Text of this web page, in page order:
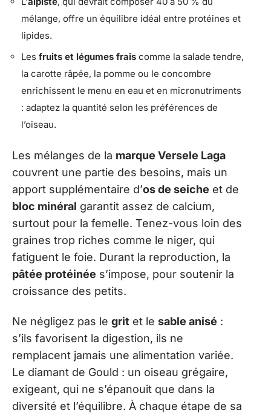
mélange, offre un équilibre idéal entre protéines et
lipides.
Les fruits et légumes frais comme la salade tendre,
la carotte râpée, la pomme ou le concombre
enrichissent le menu en eau et en micronutriments
: adaptez la quantité selon les préférences de
l’oiseau.
Les mélanges de la marque Versele Laga
couvrent une partie des besoins, mais un
apport supplémentaire d’os de seiche et de
bloc minéral garantit assez de calcium,
surtout pour la femelle. Tenez-vous loin des
graines trop riches comme le niger, qui
fatiguent le foie. Durant la reproduction, la
pâtée protéinée s’impose, pour soutenir la
croissance des petits.
Ne négligez pas le grit et le sable anisé :
s’ils favorisent la digestion, ils ne
remplacent jamais une alimentation variée.
Le diamant de Gould : un oiseau grégaire,
exigeant, qui ne s’épanouit que dans la
diversité et l’équilibre. À chaque étape de sa